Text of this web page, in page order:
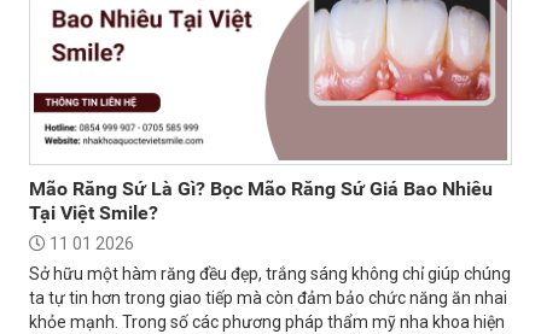
Mão Răng Sứ Là Gì? Bọc Mão Răng Sứ Giá Bao Nhiêu
Tại Việt Smile?
11 01 2026
Sở hữu một hàm răng đều đẹp, trắng sáng không chỉ giúp chúng
ta tự tin hơn trong giao tiếp mà còn đảm bảo chức năng ăn nhai
khỏe mạnh. Trong số các phương pháp thẩm mỹ nha khoa hiện